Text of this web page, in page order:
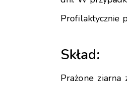
Profilaktycznie
Skład:
Prażone